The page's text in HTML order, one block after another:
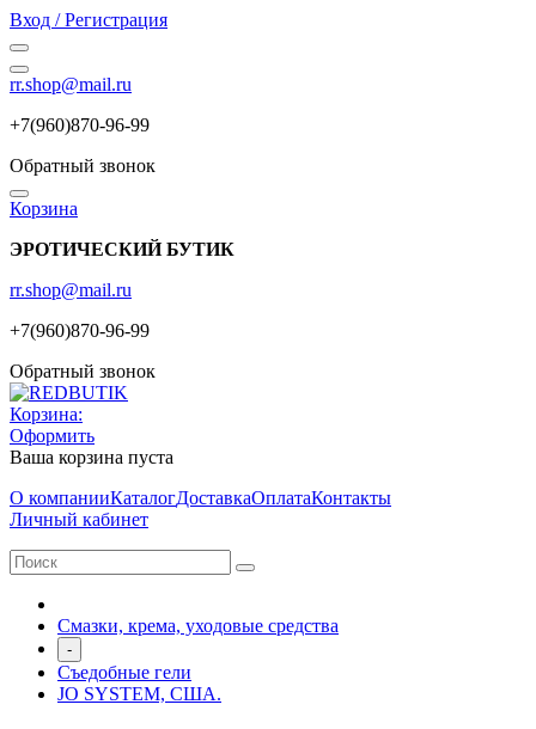
Вход / Регистрация
rr.shop@mail.ru
+7(960)870-96-99
Обратный звонок
Корзина
ЭРОТИЧЕСКИЙ БУТИК
rr.shop@mail.ru
+7(960)870-96-99
Обратный звонок
Корзина:
Оформить
Ваша корзина пуста
О компанииКаталогДоставкаОплатаКонтакты
Личный кабинет
Смазки, крема, уходовые средства
-
Съедобные гели
JO SYSTEM, США.